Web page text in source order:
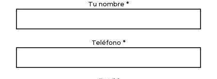
Tu nombre *
Teléfono *